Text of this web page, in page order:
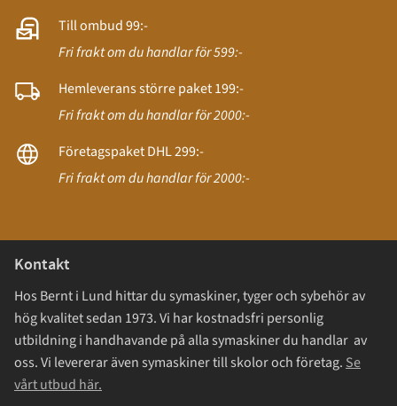
Till ombud 99:-
Fri frakt om du handlar för 599:-
Hemleverans större paket 199:-
Fri frakt om du handlar för 2000:-
Företagspaket DHL 299:-
Fri frakt om du handlar för 2000:-
Kontakt
Hos Bernt i Lund hittar du symaskiner, tyger och sybehör av
hög kvalitet sedan 1973. Vi har kostnadsfri personlig
utbildning i handhavande på alla symaskiner du handlar av
oss. Vi levererar även symaskiner till skolor och företag. Se
vårt utbud här.